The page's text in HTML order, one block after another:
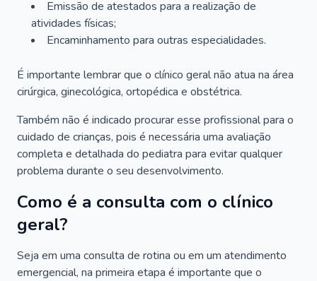
Emissão de atestados para a realização de
atividades físicas;
Encaminhamento para outras especialidades.
É importante lembrar que o clínico geral não atua na área
cirúrgica, ginecológica, ortopédica e obstétrica.
Também não é indicado procurar esse profissional para o
cuidado de crianças, pois é necessária uma avaliação
completa e detalhada do pediatra para evitar qualquer
problema durante o seu desenvolvimento.
Como é a consulta com o clínico
geral?
Seja em uma consulta de rotina ou em um atendimento
emergencial, na primeira etapa é importante que o